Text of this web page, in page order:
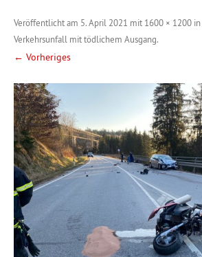
Veröffentlicht am 5. April 2021 mit 1600 × 1200 in
Verkehrsunfall mit tödlichem Ausgang.
← Vorheriges